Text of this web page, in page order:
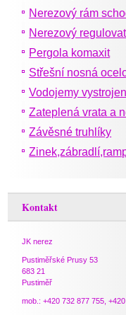
Nerezový rám
Nerezový
Pergola komaxit
Střešní nosná
Vodojemy
Zateplená vrata a
Závěsné truhlíky
Kontakt
JK nerez
Pustiměřské Prusy 53
683 21
Pustiměř
mob.: +420 732 877 755,